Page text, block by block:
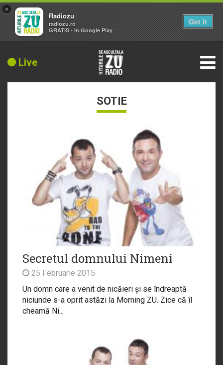
Live
SOTIE
Secretul domnului Nimeni
25 Februarie 2015
Un domn care a venit de nicăieri și se îndreaptă
niciunde s-a oprit astăzi la Morning ZU. Zice că îl
cheamă Ni...
×
Radiozu
radiozu.ro
GRATIS - In Google Play
Get it